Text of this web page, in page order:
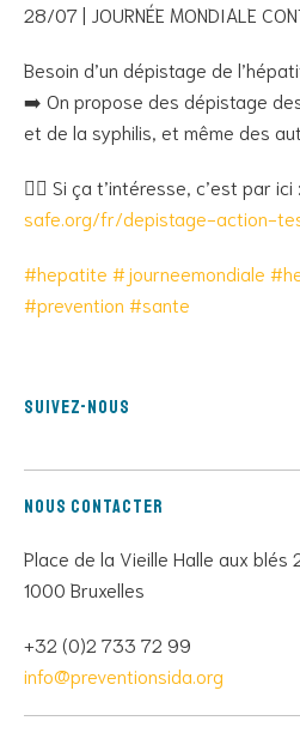
28/07 | JOURNÉE MONDIALE
Besoin d’un dépistage de
➡️ On propose des dépistage
et de la syphilis, et même des
👍🏾 Si ça t’intéresse, c’est par ici :
safe.org/fr/depistage-action-
#hepatite #journeemondiale
#prevention #sante
Suivez-nous
Nous contacter
Place de la Vieille Halle aux blés
1000 Bruxelles
+32 (0)2 733 72 99
info@preventionsida.org